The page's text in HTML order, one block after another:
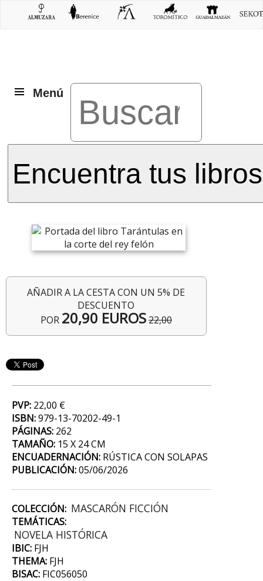
Menú
Encuentra tus libros
AÑADIR A LA CESTA CON UN 5% DE
DESCUENTO
POR 20,90 EUROS22,00
PVP: 22,00 €
ISBN:979-13-70202-49-1
PÁGINAS: 262
TAMAÑO: 15 X 24 CM
ENCUADERNACIÓN: RÚSTICA CON SOLAPAS
PUBLICACIÓN:05/06/2026
COLECCIÓN: MASCARÓN FICCIÓN
TEMÁTICAS:
NOVELA HISTÓRICA
IBIC: FJH
THEMA: FJH
BISAC: FIC056050